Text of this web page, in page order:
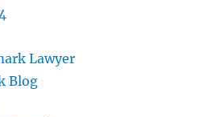
Lawyer
Blog